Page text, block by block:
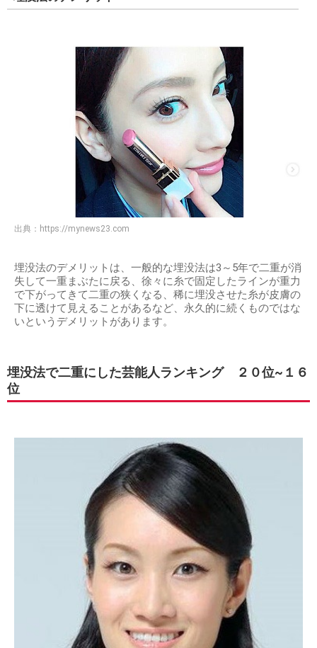
出典： https://mynews23.com
埋没法のデメリットは、一般的な埋没法は3～5年で二重が消
失して一重まぶたに戻る、徐々に糸で固定したラインが重力
で下がってきて二重の狭くなる、稀に埋没させた糸が皮膚の
下に透けて見えることがあるなど、永久的に続くものではな
いというデメリットがあります。
埋没法で二重にした芸能人ランキング ２０位~１６
位